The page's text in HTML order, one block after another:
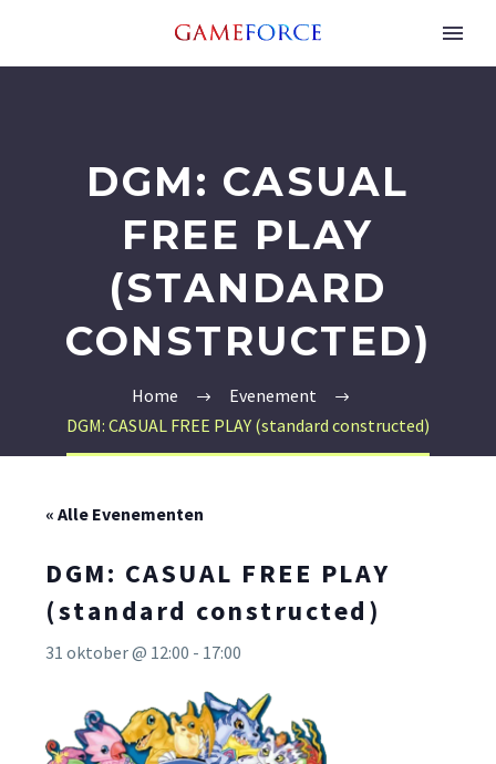
DGM: CASUAL
FREE PLAY
(STANDARD
CONSTRUCTED)
Home
Evenement
DGM: CASUAL FREE PLAY (standard constructed)
« Alle Evenementen
DGM: CASUAL FREE PLAY
(standard constructed)
31 oktober @ 12:00 - 17:00